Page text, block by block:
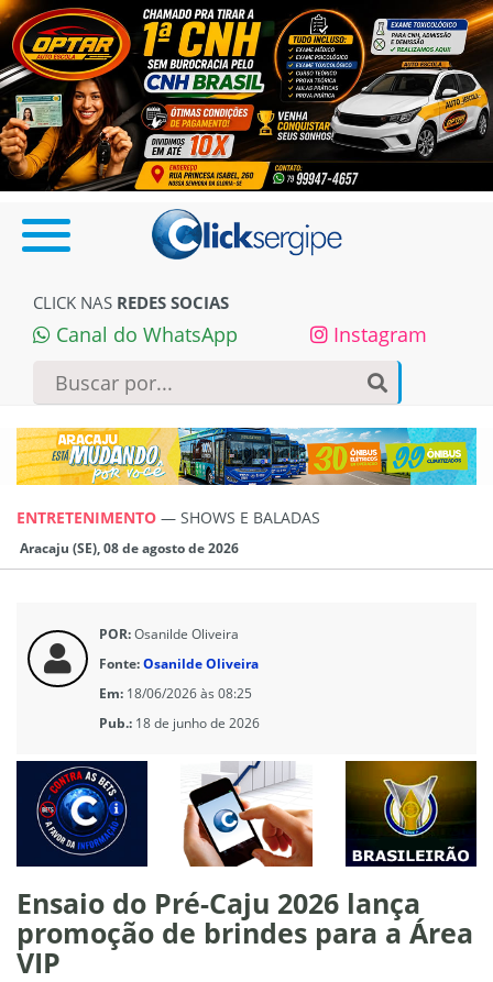
CLICK NAS REDES SOCIAS
Canal do WhatsApp Instagram
ENTRETENIMENTO — SHOWS E BALADAS
Aracaju (SE), 08 de agosto de 2026
POR:Osanilde Oliveira
Fonte:Osanilde Oliveira
Em: 18/06/2026 às 08:25
Pub.: 18 de junho de 2026
Ensaio do Pré-Caju 2026 lança
promoção de brindes para a Área
VIP